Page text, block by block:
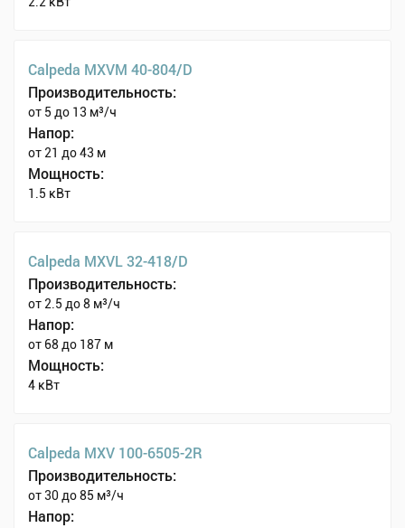
Calpeda MXVM 40-804/D
Производительность:
от 5 до 13 м³/ч
Напор:
от 21 до 43 м
Мощность:
1.5 кВт
Calpeda MXVL 32-418/D
Производительность:
от 2.5 до 8 м³/ч
Напор:
от 68 до 187 м
Мощность:
4 кВт
Calpeda MXV 100-6505-2R
Производительность:
от 30 до 85 м³/ч
Напор: